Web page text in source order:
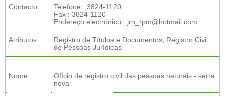
Contacto
Telefone : 3824-1120
Fax : 3824-1120
Endereço electrónico : jrn_rpm@hotmail.com
Atributos
Registro de Títulos e Documentos, Registro Civil
de Pessoas Jurídicas
Nome
OfÍcio de registro civil das pessoas naturais - serra
nova